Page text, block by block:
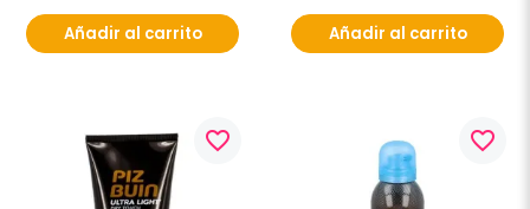
Añadir al carrito Añadir al carrito
favorite_border favorite_border